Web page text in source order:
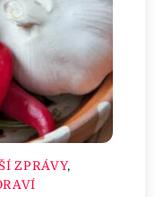
ZPRÁVY,